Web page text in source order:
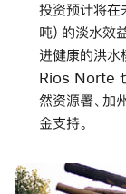
投资预计将
吨）的淡水效
进健康的洪水
Rios Norte
然资源署、加
金支持。